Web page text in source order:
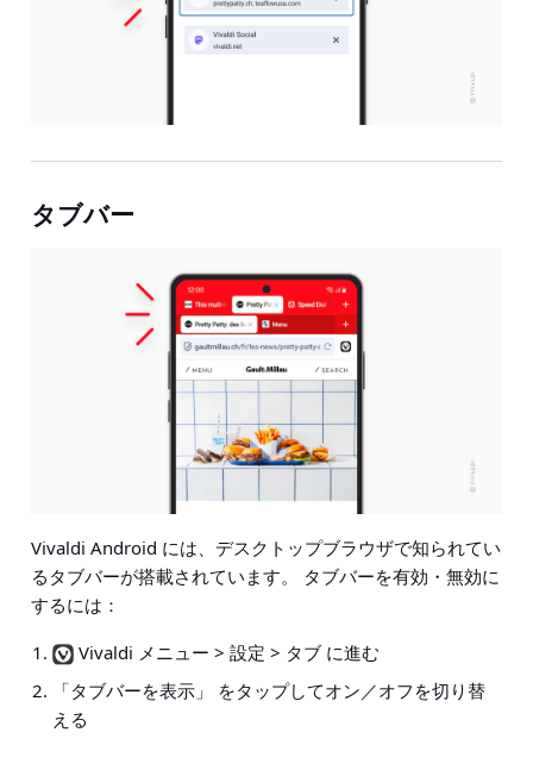
タブバー
Vivaldi Android には、デスクトップブラウザで知られてい
るタブバーが搭載されています。 タブバーを有効・無効に
するには：
Vivaldi メニュー > 設定 > タブ に進む
「タブバーを表示」 をタップしてオン／オフを切り替
える